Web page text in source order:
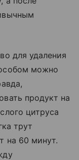
для удаления
можно
продукт на
цитруса
трут
на 60 минут.